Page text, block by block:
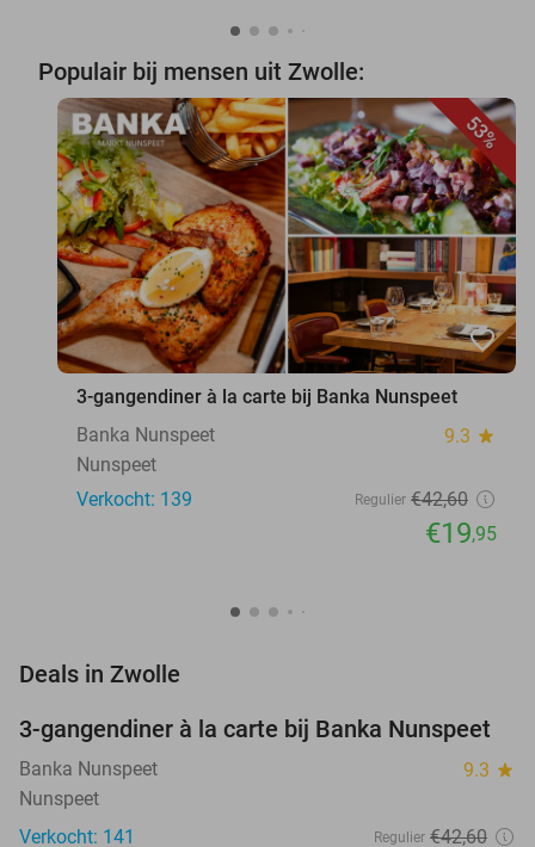
Populair bij mensen uit Zwolle:
53%
favorite_border
3-gangendiner à la carte bij Banka Nunspeet
Banka Nunspeet
9.3 star
Nunspeet
Verkocht: 139
Regulier €42,60
€19,95
Deals in Zwolle
53%
3-gangendiner à la carte bij Banka Nunspeet
Banka Nunspeet 9.3 star
Nunspeet
Verkocht: 141
Regulier €42,60